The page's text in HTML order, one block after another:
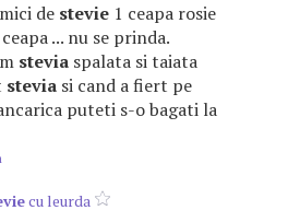
de stevie 1 ceapa rosie
... nu se prinda.
stevia spalata si taiata
stevia si cand a fiert pe
puteti s-o bagati la
cu leurda